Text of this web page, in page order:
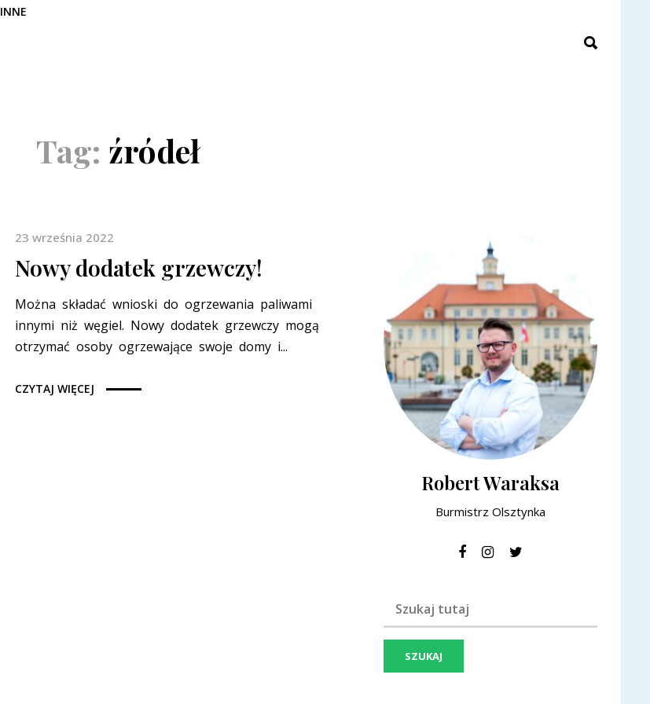
INNE
Tag: źródeł
23 września 2022
Nowy dodatek grzewczy!
Można składać wnioski do ogrzewania paliwami
innymi niż węgiel. Nowy dodatek grzewczy mogą
otrzymać osoby ogrzewające swoje domy i...
CZYTAJ WIĘCEJ
Robert Waraksa
Burmistrz Olsztynka
Szukaj frazy: